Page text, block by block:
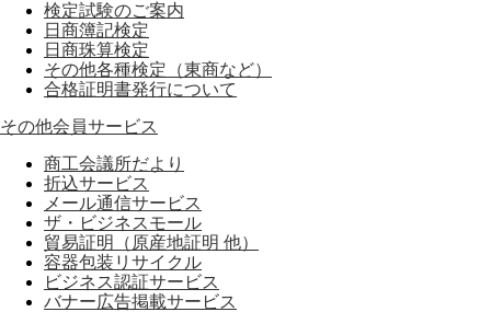
検定試験のご案内
日商簿記検定
日商珠算検定
その他各種検定（東商など）
合格証明書発行について
その他会員サービス
商工会議所だより
折込サービス
メール通信サービス
ザ・ビジネスモール
貿易証明（原産地証明 他）
容器包装リサイクル
ビジネス認証サービス
バナー広告掲載サービス